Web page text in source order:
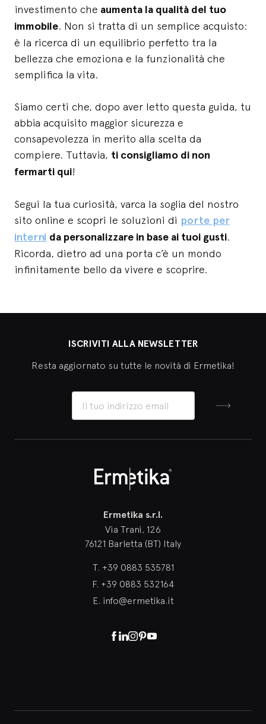
investimento che aumenta la qualità del tuo
immobile. Non si tratta di un semplice acquisto:
è la ricerca di un equilibrio perfetto tra la
bellezza che emoziona e la funzionalità che
semplifica la vita.
Siamo certi che, dopo aver letto questa guida, tu
abbia acquisito maggior sicurezza e
consapevolezza in merito alla scelta da
compiere. Tuttavia, ti consigliamo di non
fermarti qui!
Segui la tua curiosità, varca la soglia del nostro
sito online e scopri le soluzioni di porte per
interni da personalizzare in base ai tuoi gusti.
Ricorda, dietro ad una porta c’è un mondo
infinitamente bello da vivere e scoprire.
ISCRIVITI ALLA NEWSLETTER
Resta aggiornato su tutte le novità di Ermetika!
Iscriviti
Ermetika s.r.l.
Via Trani, 126
76121 Barletta (BT) Italy
T. +39 0883 535781
F. +39 0883 532164
E. info@ermetika.it
Facebook
Linkedin
Instagram
Pinterest
Youtube